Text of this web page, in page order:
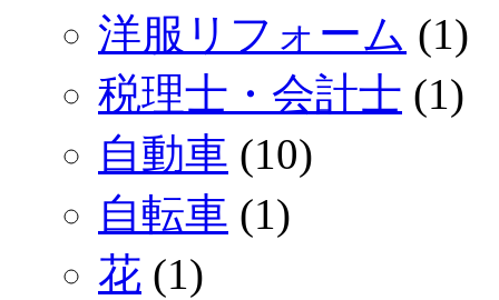
洋服リフォーム (1)
税理士・会計士 (1)
自動車 (10)
自転車 (1)
花 (1)